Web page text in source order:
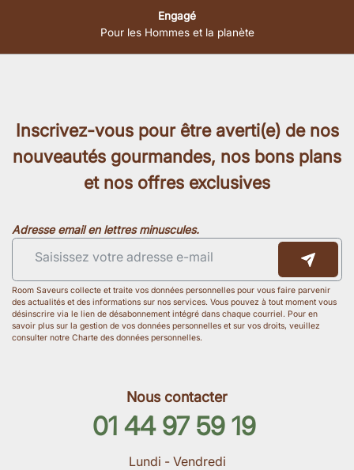
Engagé
Pour les Hommes et la planète
Inscrivez-vous pour être averti(e) de nos
nouveautés gourmandes, nos bons plans
et nos offres exclusives
Adresse email en lettres minuscules.
Room Saveurs collecte et traite vos données personnelles pour vous faire parvenir
des actualités et des informations sur nos services. Vous pouvez à tout moment vous
désinscrire via le lien de désabonnement intégré dans chaque courriel. Pour en
savoir plus sur la gestion de vos données personnelles et sur vos droits, veuillez
consulter notre Charte des données personnelles.
Nous contacter
01 44 97 59 19
Lundi - Vendredi